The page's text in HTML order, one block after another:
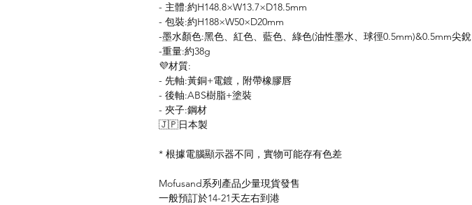
- 主體:約H148.8×W13.7×D18.5mm
- 包裝:約H188×W50×D20mm
-墨水顏色:黑色、紅色、藍色、綠色(油性墨水、球徑0.5mm)&0.5mm尖銳
-重量:約38g
💜材質:
- 先軸:黃銅+電鍍，附帶橡膠唇
- 後軸:ABS樹脂+塗裝
- 夾子:鋼材
🇯🇵日本製
* 根據電腦顯示器不同，實物可能存有色差
Mofusand系列產品少量現貨發售
一般預訂於14-21天左右到港